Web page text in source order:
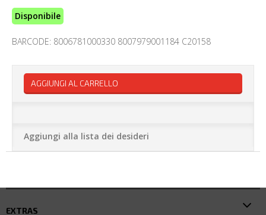
Disponibile
BARCODE: 8006781000330 8007979001184 C20158
AGGIUNGI AL CARRELLO
Aggiungi alla lista dei desideri
EXTRAS